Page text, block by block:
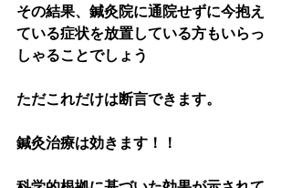
その結果、鍼灸院に通院せずに今抱え
ている症状を放置している方もいらっ
しゃることでしょう
ただこれだけは断言できます。
鍼灸治療は効きます！！